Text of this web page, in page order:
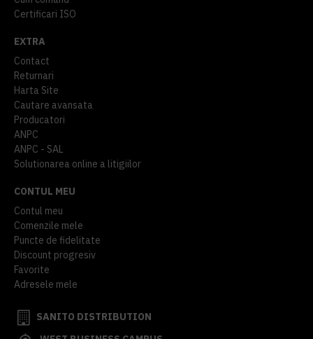
Certificari ISO
EXTRA
Contact
Returnari
Harta Site
Cautare avansata
Producatori
ANPC
ANPC - SAL
Solutionarea online a litigiilor
CONTUL MEU
Contul meu
Comenzile mele
Puncte de fidelitate
Discount progresiv
Favorite
Adresele mele
SANITO DISTRIBUTION